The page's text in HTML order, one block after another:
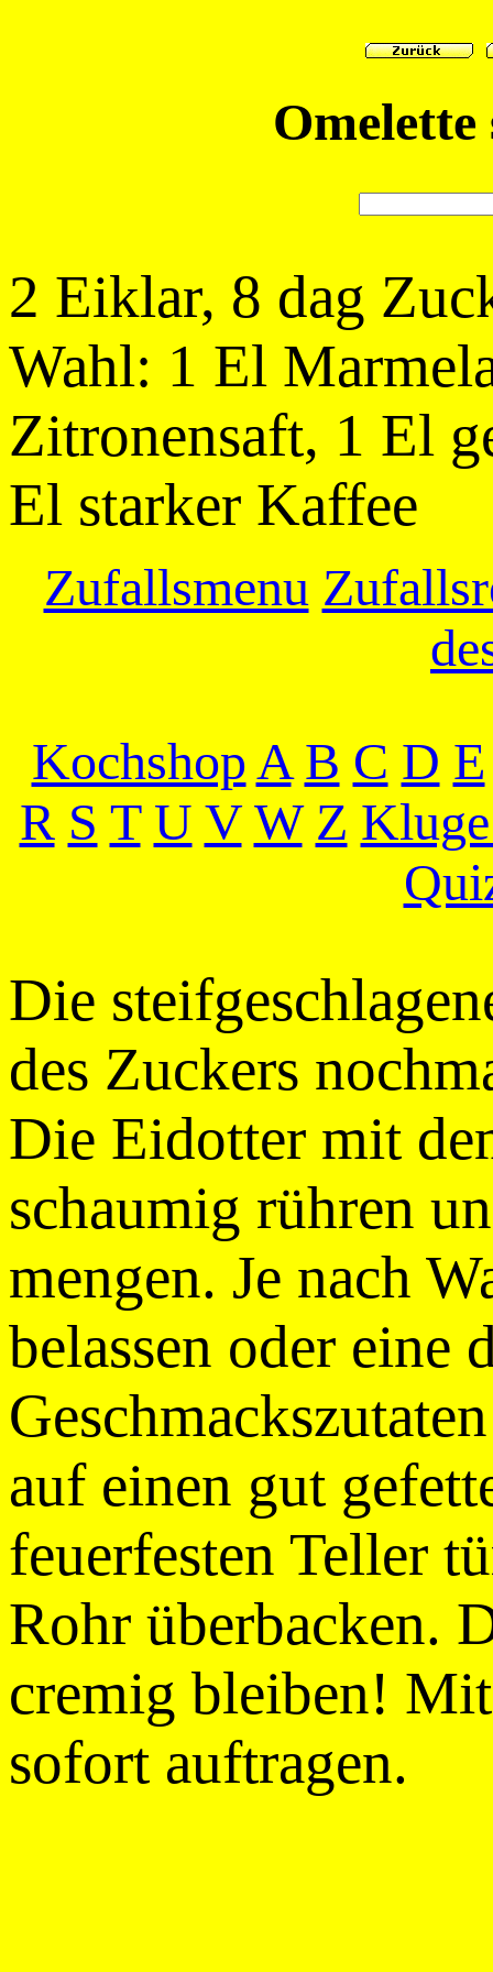
Omelette
2 Eiklar, 8 dag
Wahl: 1 El
Zitronensaft, 1 El
El starker Kaffee
Zufallsmenu
KochshopA B C D E
R S T U V W Z
Die
des Zuckers
Die Eidotter mit
schaumig rühren
mengen. Je nach
belassen oder eine
auf einen gut
feuerfesten Teller
Rohr überbacken.
cremig bleiben!
sofort auftragen.